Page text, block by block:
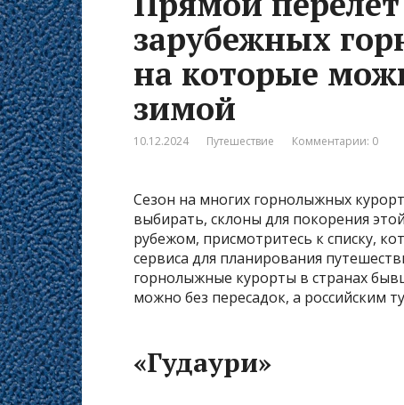
зарубежных
на которые
зимой
10.12.2024 Путешествие Комментарии: 0
Сезон на многих горнолыжных
выбирать, склоны для покорения
рубежом, присмотритесь к списку,
сервиса для планирования
горнолыжные курорты в странах
можно без пересадок, а российским
«Гудаури»